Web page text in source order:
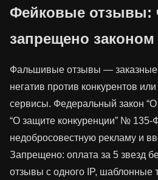
Фейковые отзывы:
запрещено законом
Фальшивые отзывы — заказные
негатив против конкурентов
сервисы. Федеральный закон
“О защите конкуренции” № 135-
недобросовестную рекламу и
Запрещено: оплата за 5 звезд
отзывы с одного IP, шаблонные